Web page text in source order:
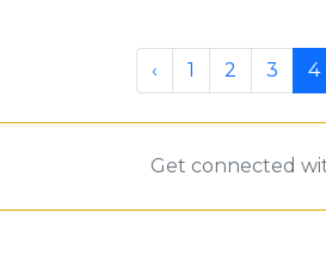
‹ 1 2 3 4
Get connected